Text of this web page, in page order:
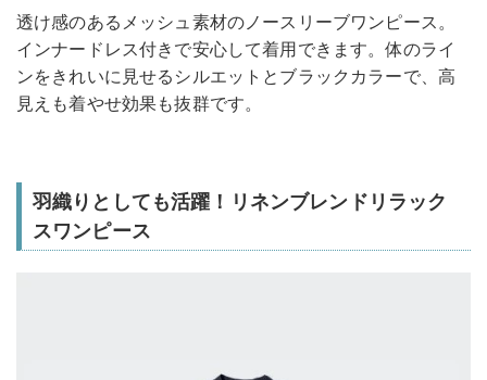
透け感のあるメッシュ素材のノースリーブワンピース。
インナードレス付きで安心して着用できます。体のライ
ンをきれいに見せるシルエットとブラックカラーで、高
見えも着やせ効果も抜群です。
羽織りとしても活躍！リネンブレンドリラック
スワンピース